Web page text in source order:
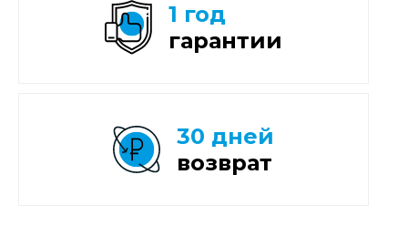
1 год
гарантии
30 дней
возврат